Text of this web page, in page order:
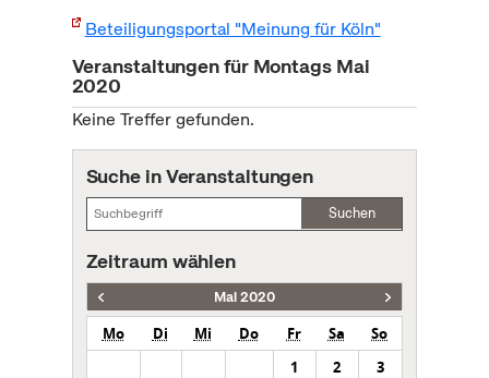
Beteiligungsportal "Meinung für Köln"
Veranstaltungen für Montags Mai
2020
Keine Treffer gefunden.
Suche in Veranstaltungen
Suchen
Zeitraum wählen
Mai 2020
Mo Di Mi Do Fr Sa
So
1
2
3